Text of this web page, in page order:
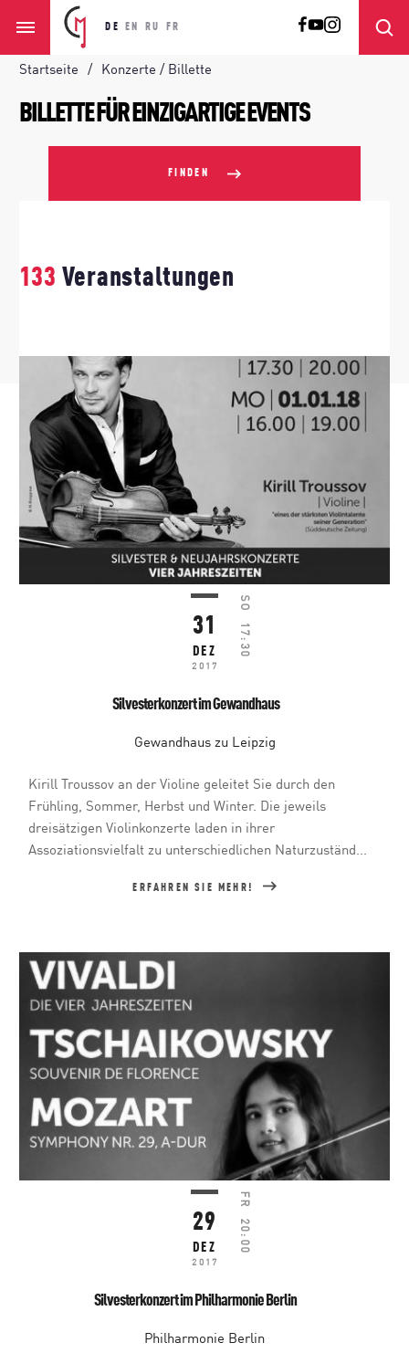
DE EN RU FR
Startseite Konzerte / Billette
BILLETTE FÜR EINZIGARTIGE EVENTS
FINDEN
133 Veranstaltungen
31
DEZ
2017
SO
17:30
Silvesterkonzert im Gewandhaus
Gewandhaus zu Leipzig
Kirill Troussov an der Violine geleitet Sie durch den
Frühling, Sommer, Herbst und Winter. Die jeweils
dreisätzigen Violinkonzerte laden in ihrer
Assoziationsvielfalt zu unterschiedlichen Naturzuständ...
ERFAHREN SIE MEHR!
29
DEZ
2017
FR
20:00
Silvesterkonzert im Philharmonie Berlin
Philharmonie Berlin